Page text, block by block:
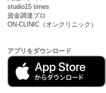
studio15 times
資金調達プロ
ON-CLINIC（オンクリニック）
アプリをダウンロード